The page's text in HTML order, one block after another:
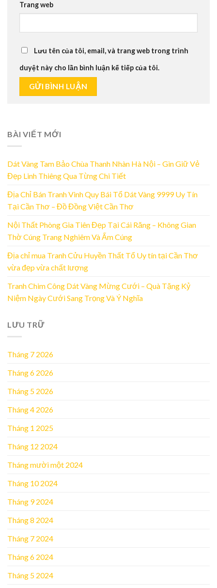
Trang web
Lưu tên của tôi, email, và trang web trong trình
duyệt này cho lần bình luận kế tiếp của tôi.
BÀI VIẾT MỚI
Dát Vàng Tam Bảo Chùa Thanh Nhàn Hà Nội – Gìn Giữ Vẻ
Đẹp Linh Thiêng Qua Từng Chi Tiết
Địa Chỉ Bán Tranh Vinh Quy Bái Tổ Dát Vàng 9999 Uy Tín
Tại Cần Thơ – Đồ Đồng Việt Cần Thơ
Nội Thất Phòng Gia Tiên Đẹp Tại Cái Răng – Không Gian
Thờ Cúng Trang Nghiêm Và Ấm Cúng
Địa chỉ mua Tranh Cửu Huyền Thất Tổ Uy tín tại Cần Thơ
vừa đẹp vừa chất lượng
Tranh Chim Công Dát Vàng Mừng Cưới – Quà Tặng Kỷ
Niệm Ngày Cưới Sang Trọng Và Ý Nghĩa
LƯU TRỮ
Tháng 7 2026
Tháng 6 2026
Tháng 5 2026
Tháng 4 2026
Tháng 1 2025
Tháng 12 2024
Tháng mười một 2024
Tháng 10 2024
Tháng 9 2024
Tháng 8 2024
Tháng 7 2024
Tháng 6 2024
Tháng 5 2024